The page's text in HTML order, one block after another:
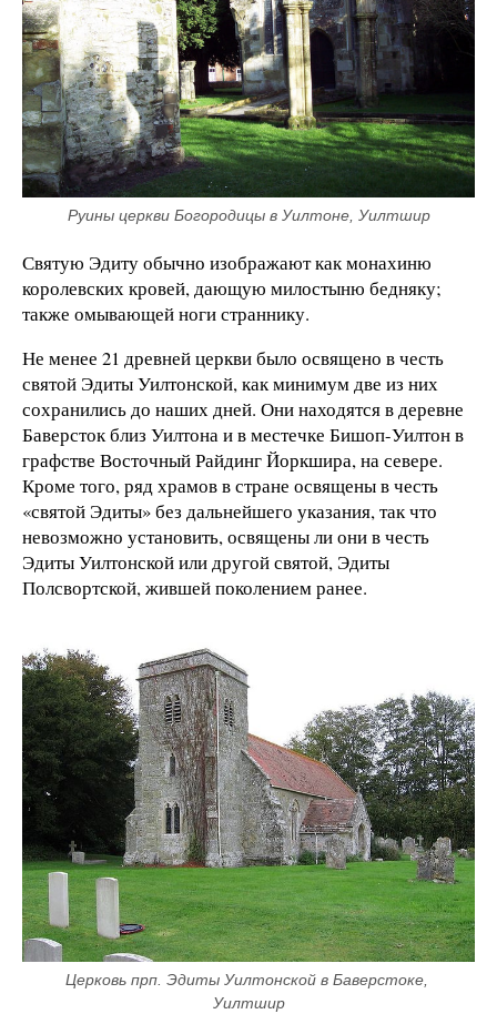
Руины церкви Богородицы в Уилтоне, Уилтшир
Святую Эдиту обычно изображают как монахиню
королевских кровей, дающую милостыню бедняку;
также омывающей ноги страннику.
Не менее 21 древней церкви было освящено в честь
святой Эдиты Уилтонской, как минимум две из них
сохранились до наших дней. Они находятся в деревне
Баверсток близ Уилтона и в местечке Бишоп-Уилтон в
графстве Восточный Райдинг Йоркшира, на севере.
Кроме того, ряд храмов в стране освящены в честь
«святой Эдиты» без дальнейшего указания, так что
невозможно установить, освящены ли они в честь
Эдиты Уилтонской или другой святой, Эдиты
Полсвортской, жившей поколением ранее.
Церковь прп. Эдиты Уилтонской в Баверстоке,
Уилтшир